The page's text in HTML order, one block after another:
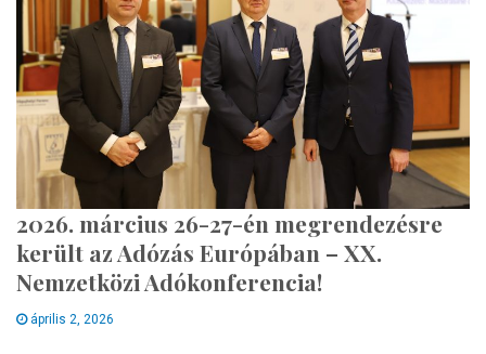
2026. március 26-27-én megrendezésre
került az Adózás Európában – XX.
Nemzetközi Adókonferencia!
április 2, 2026